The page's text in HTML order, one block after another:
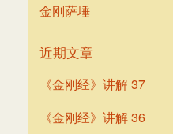
金刚萨埵
近期文章
《金刚经》讲解 37
《金刚经》讲解 36